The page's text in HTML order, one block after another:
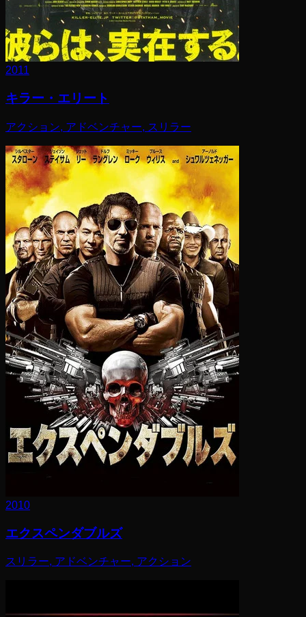
2011
キラー・エリート
アクション, アドベンチャー, スリラー
2010
エクスペンダブルズ
スリラー, アドベンチャー, アクション